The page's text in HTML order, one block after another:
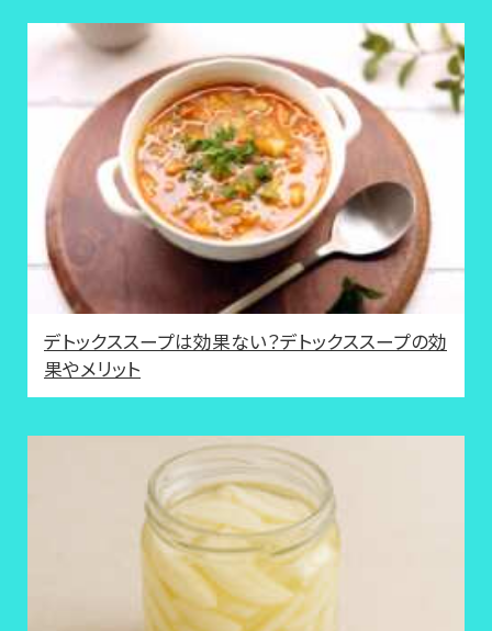
デトックススープは効果ない？デトックススープの効
果やメリット